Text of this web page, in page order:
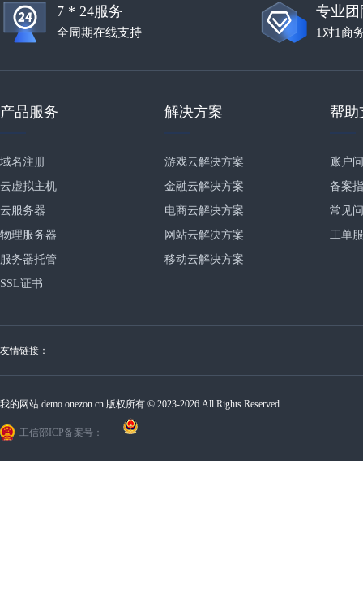
7 * 24服务
全周期在线支持
专业团
1对1商
产品服务
域名注册
云虚拟主机
云服务器
物理服务器
服务器托管
SSL证书
解决方案
游戏云解决方案
金融云解决方案
电商云解决方案
网站云解决方案
移动云解决方案
帮助
账户
备案
常见
工单
友情链接：
我的网站 demo.onezon.cn 版权所有 © 2023-2026 All Rights Reserved.
工信部ICP备案号：